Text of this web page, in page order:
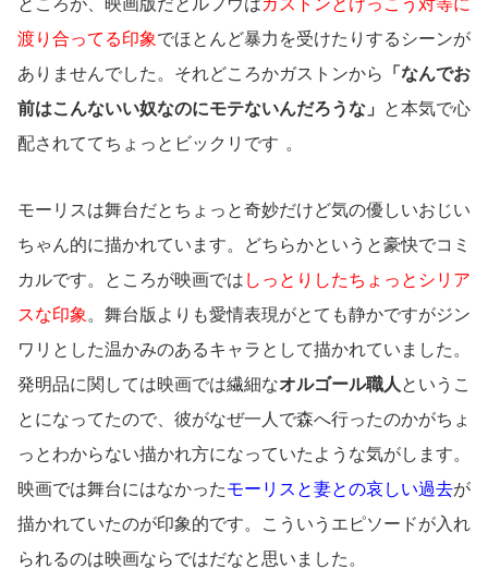
ところが、映画版だとルフウはガストンとけっこう対等に
渡り合ってる印象でほとんど暴力を受けたりするシーンが
ありませんでした。それどころかガストンから
「なんでお
前はこんないい奴なのにモテないんだろうな」
と本気で心
配されててちょっとビックリです 。
モーリスは舞台だとちょっと奇妙だけど気の優しいおじい
ちゃん的に描かれています。どちらかというと豪快でコミ
カルです。ところが映画では しっとりしたちょっとシリア
スな印象 。舞台版よりも愛情表現がとても静かですがジン
ワリとした温かみのあるキャラとして描かれていました。
発明品に関しては映画では繊細なオルゴール職人 というこ
とになってたので、彼がなぜ一人で森へ行ったのかがちょ
っとわからない描かれ方になっていたような気がします。
映画では舞台にはなかったモーリスと妻との哀しい過去が
描かれていたのが印象的です。こういうエピソードが入れ
られるのは映画ならではだなと思いました。